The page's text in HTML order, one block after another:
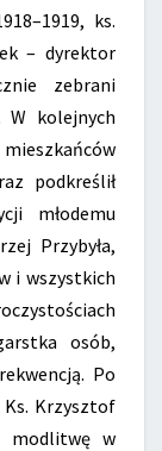
ks.
– dyrektor
zebrani
W kolejnych
mieszkańców
podkreślił
młodemu
Przybyła,
i wszystkich
osób,
Po
Krzysztof
modlitwę w